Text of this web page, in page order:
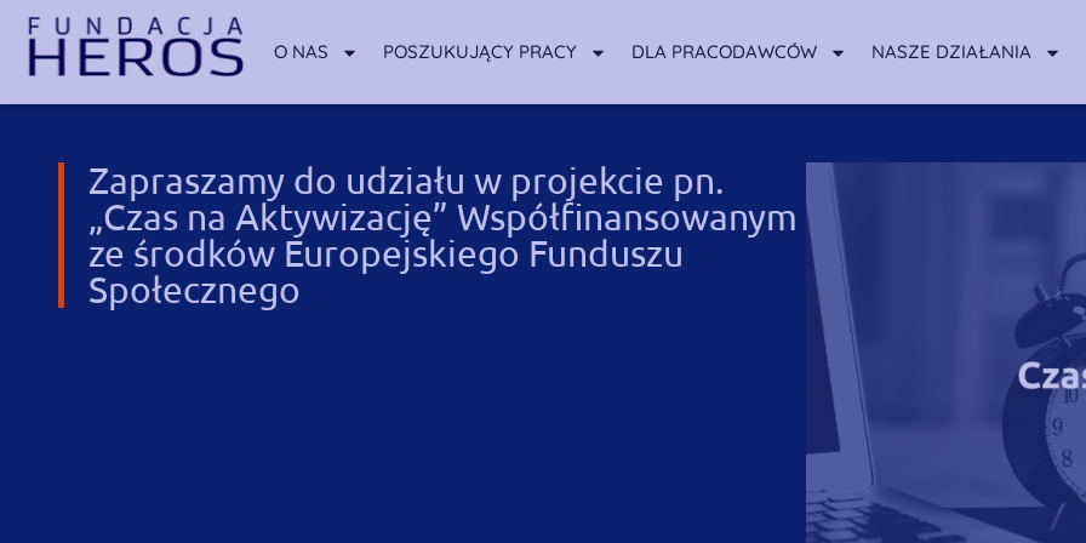
O NAS POSZUKUJĄCY PRACY DLA PRACODAWCÓW NASZE DZIAŁANIA
Zapraszamy do udziału w projekcie pn.
„Czas na Aktywizację” Współfinansowanym
ze środków Europejskiego Funduszu
Społecznego